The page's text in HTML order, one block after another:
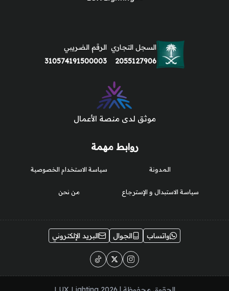
روابط مهمة
المدونة
سياسة الاستبدال و الإسترجاع
سياسة الاستخدام الخصوصية
من نحن
السجل التجاري
2055127906
الرقم الضريبي
310574191500003
موثق لدى منصة الأعمال
واتساب الجوال البريد الإلكتروني